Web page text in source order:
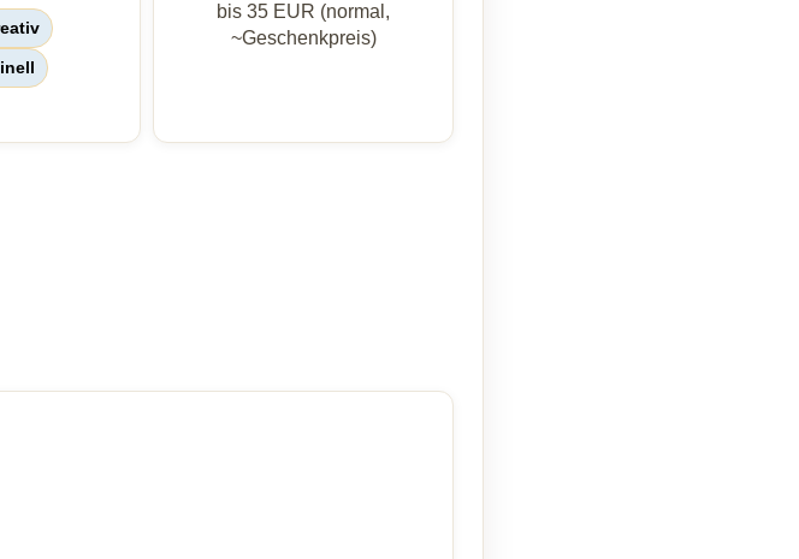
bis 35 EUR (normal,
~Geschenkpreis)